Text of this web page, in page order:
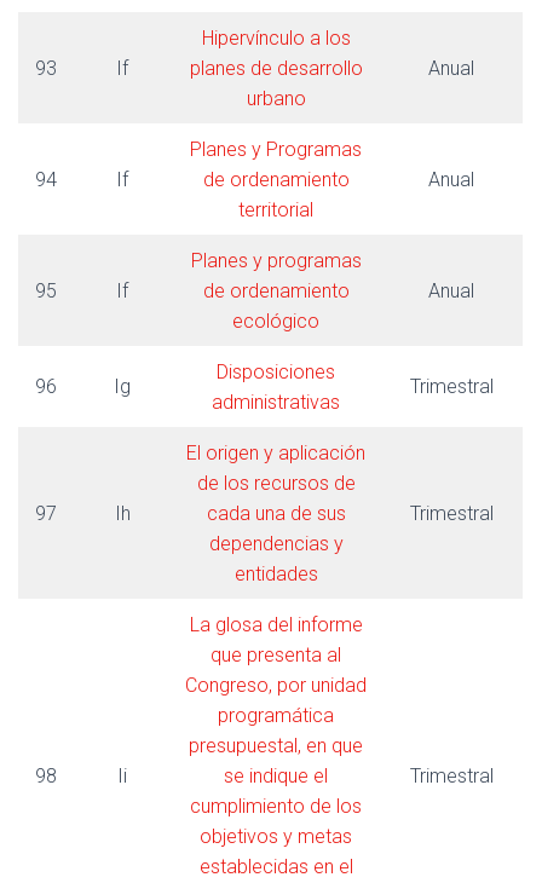
93 If
Hipervínculo a los
planes de desarrollo
urbano
Anual
94 If
Planes y Programas
de ordenamiento
territorial
Anual
95 If
Planes y programas
de ordenamiento
ecológico
Anual
96 Ig
Disposiciones
administrativas
Trimestral
97 Ih
El origen y aplicación
de los recursos de
cada una de sus
dependencias y
entidades
Trimestral
98 Ii
La glosa del informe
que presenta al
Congreso, por unidad
programática
presupuestal, en que
se indique el
cumplimiento de los
objetivos y metas
establecidas en el
Trimestral